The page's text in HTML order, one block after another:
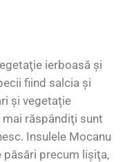
ierboasă şi
fiind salcia şi
şi vegetaţie
răspândiţi sunt
Insulele Mocanu
păsări precum lişiţa,